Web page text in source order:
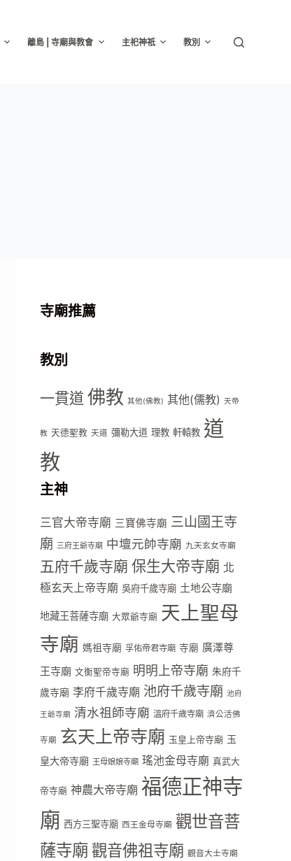
離島 | 寺廟與教會 主祀神祇 教別
寺廟推薦
教別
一貫道 佛教 其他(佛教) 其他(儒教) 天帝
教 天德聖教 天道 彌勒大道 理教 軒轅教 道
教
主神
三官大帝寺廟 三寶佛寺廟 三山國王寺
廟 三府王爺寺廟 中壇元帥寺廟 九天玄女寺廟
五府千歲寺廟 保生大帝寺廟 北
極玄天上帝寺廟 吳府千歲寺廟 土地公寺廟
地藏王菩薩寺廟 大眾爺寺廟 天上聖母
寺廟 媽祖寺廟 孚佑帝君寺廟 寺廟 廣澤尊
王寺廟 文衡聖帝寺廟 明明上帝寺廟 朱府千
歲寺廟 李府千歲寺廟 池府千歲寺廟 池府
王爺寺廟 清水祖師寺廟 溫府千歲寺廟 濟公活佛
寺廟 玄天上帝寺廟 玉皇上帝寺廟 玉
皇大帝寺廟 王母娘娘寺廟 瑤池金母寺廟 真武大
帝寺廟 神農大帝寺廟 福德正神寺
廟 西方三聖寺廟 西王金母寺廟 觀世音菩
薩寺廟觀音佛祖寺廟 觀音大士寺廟